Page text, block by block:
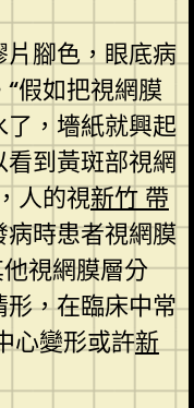
腳色，眼底病
假如把視網膜
，墻紙就興起
到黃斑部視網
人的視新竹 帶
時患者視網膜
視網膜層分
，在臨床中常
心變形或許新